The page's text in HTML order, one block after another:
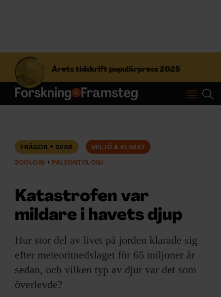
Årets tidskrift populärpress 2025
S
f
t
Prenumerera
ÄMNEN
ARKIV & E-TIDNING
LYSSNA/PODD
EVENEMANG & RESOR
FRÅGOR + SVAR MILJÖ & KLIMAT
ZOOLOGI PALEONTOLOGI
Katastrofen var
mildare i havets djup
Hur stor del av livet på jorden klarade sig
efter meteoritnedslaget för 65 miljoner år
sedan, och vilken typ av djur var det som
överlevde?